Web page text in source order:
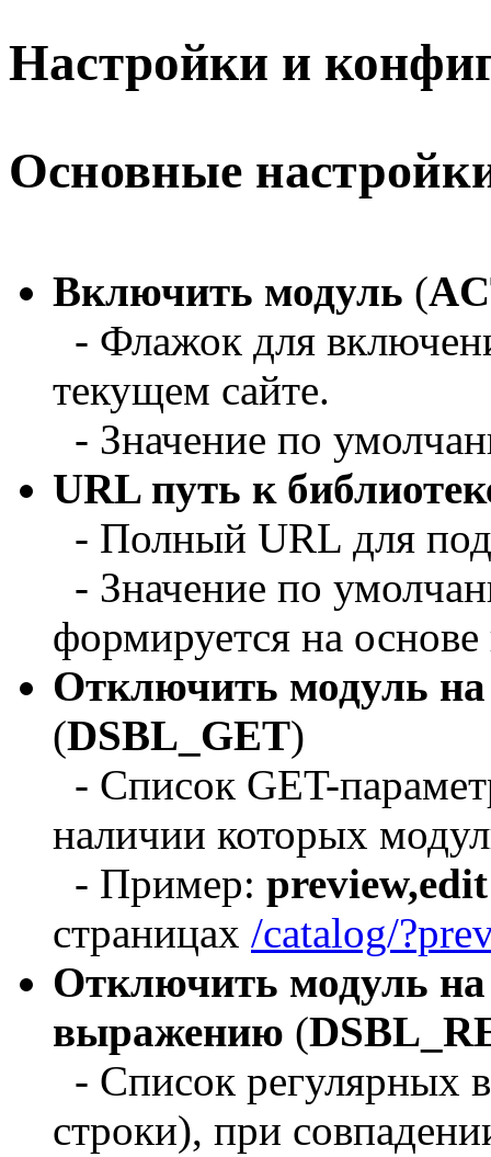
Настройки и
Основные
Включить модуль (
- Флажок для
текущем сайте.
- Значение по
URL путь к
- Полный URL для
- Значение по
формируется на
Отключить модуль
(DSBL_GET)
- Список GET-
наличии которых
- Пример: preview,edit
страницах /catalog/
Отключить модуль на
выражению (
- Список регулярных
строки), при